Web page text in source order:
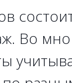
Во